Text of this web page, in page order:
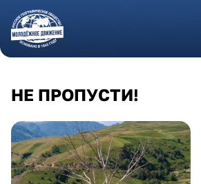
Перейти к основному содержанию
НЕ ПРОПУСТИ!